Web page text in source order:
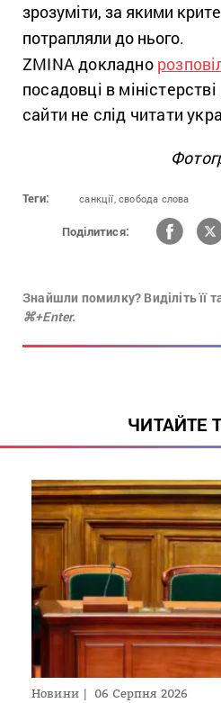
зрозуміти, за якими
потрапляли до нього.
ZMINA докладно
посадовці в
сайти не слід читати
Теги: санкції, свобода слова
Поділитися:
Знайшли помилку? Виділіть її
⌘+Enter.
ЧИТАЙТЕ
Новини 06 Серпня 2026